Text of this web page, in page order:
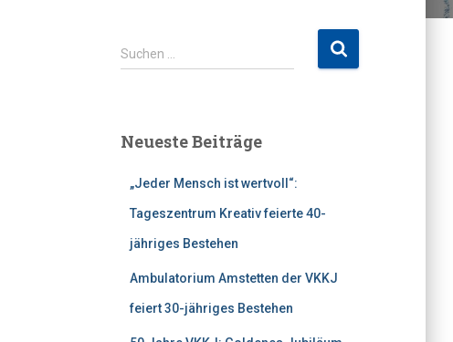
S
u
n
Suchen …
Neueste Beiträge
„Jeder Mensch ist wertvoll“:
Tageszentrum Kreativ feierte 40-
jähriges Bestehen
Ambulatorium Amstetten der VKKJ
feiert 30-jähriges Bestehen